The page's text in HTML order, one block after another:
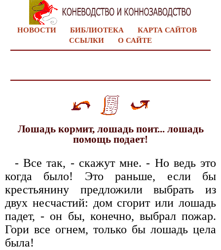
НОВОСТИ БИБЛИОТЕКА
КАРТА САЙТОВ
ССЫЛКИ
О САЙТЕ
Лошадь кормит, лошадь поит... лошадь
помощь подает!
- Все так, - скажут мне. - Но ведь это
когда было! Это раньше, если бы
крестьянину предложили выбрать из
двух несчастий: дом сгорит или лошадь
падет, - он бы, конечно, выбрал пожар.
Гори все огнем, только бы лошадь цела
была!